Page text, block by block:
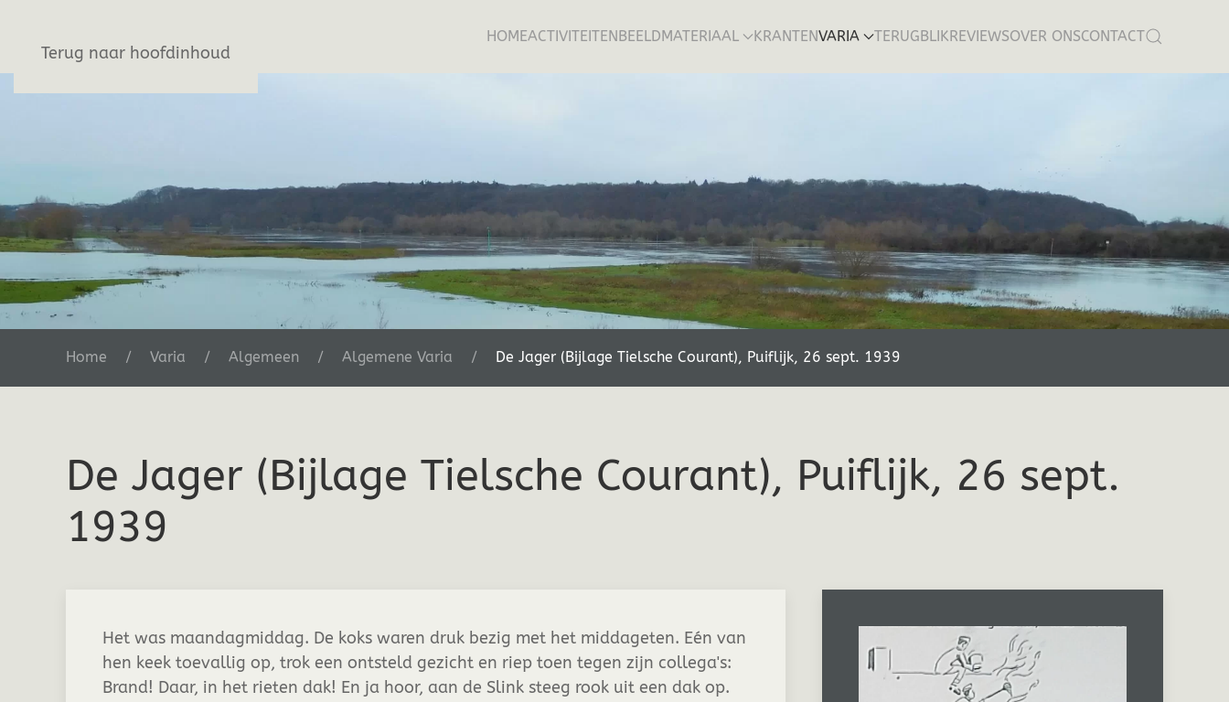
Terug naar hoofdinhoud
HOMEACTIVITEITEN BEELDMATERIAAL KRANTENVARIA TERUGBLIK REVIEWSOVER ONSCONTACT
Home Varia Algemeen Algemene Varia De Jager (Bijlage Tielsche Courant), Puiflijk, 26 sept. 1939
De Jager (Bijlage Tielsche Courant), Puiflijk, 26 sept.
1939
Het was maandagmiddag. De koks waren druk bezig met het middageten. Eén van
hen keek toevallig op, trok een ontsteld gezicht en riep toen tegen zijn collega's:
Brand! Daar, in het rieten dak! En ja hoor, aan de Slink steeg rook uit een dak op.